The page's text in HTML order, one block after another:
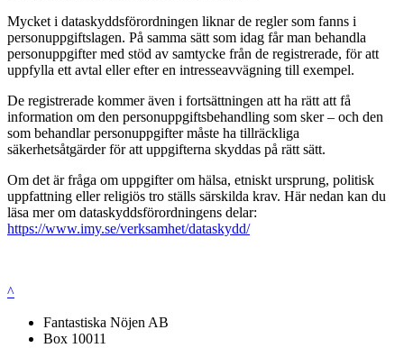
Mycket i dataskyddsförordningen liknar de regler som fanns i
personuppgiftslagen. På samma sätt som idag får man behandla
personuppgifter med stöd av samtycke från de registrerade, för att
uppfylla ett avtal eller efter en intresseavvägning till exempel.
De registrerade kommer även i fortsättningen att ha rätt att få
information om den personuppgiftsbehandling som sker – och den
som behandlar personuppgifter måste ha tillräckliga
säkerhetsåtgärder för att uppgifterna skyddas på rätt sätt.
Om det är fråga om uppgifter om hälsa, etniskt ursprung, politisk
uppfattning eller religiös tro ställs särskilda krav. Här nedan kan du
läsa mer om dataskyddsförordningens delar:
https://www.imy.se/verksamhet/dataskydd/
^
Fantastiska Nöjen AB
Box 10011